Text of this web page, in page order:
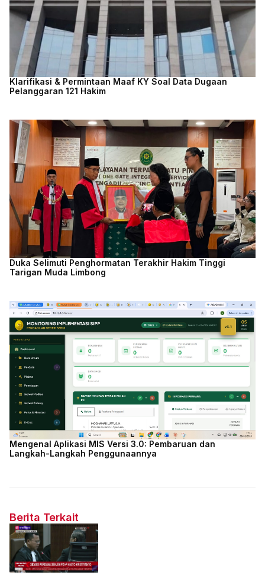
Klarifikasi & Permintaan Maaf KY Soal Data Dugaan
Pelanggaran 121 Hakim
Duka Selimuti Penghormatan Terakhir Hakim Tinggi
Tarigan Muda Limbong
Mengenal Aplikasi MIS Versi 3.0: Pembaruan dan
Langkah-Langkah Penggunaannya
Berita Terkait